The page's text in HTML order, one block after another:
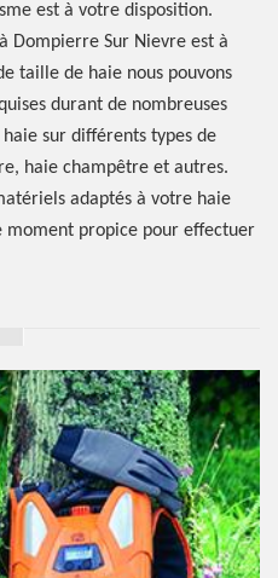
est à votre disposition.
Dompierre Sur Nievre est à
taille de haie nous pouvons
durant de nombreuses
sur différents types de
haie champêtre et autres.
adaptés à votre haie
moment propice pour effectuer